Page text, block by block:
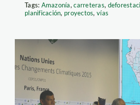
Tags: Amazonía,carreteras,
planificación, proyectos,vías
indigenas
cop21_SPDA